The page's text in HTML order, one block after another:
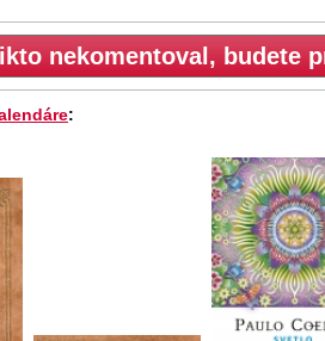
nekomentoval, budete
: